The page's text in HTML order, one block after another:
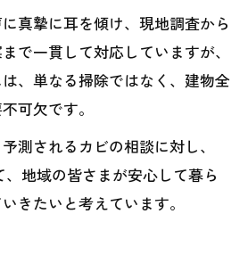
真摯に耳を傾け、現地調査から
で一貫して対応していますが、
、単なる掃除ではなく、建物全
可欠です。
測されるカビの相談に対し、
地域の皆さまが安心して暮ら
きたいと考えています。